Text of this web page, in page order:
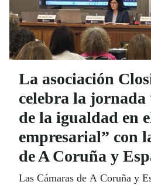
La asociación
celebra la
de la igualdad en
empresarial” con
de A Coruña y
Las Cámaras de A Coruña y